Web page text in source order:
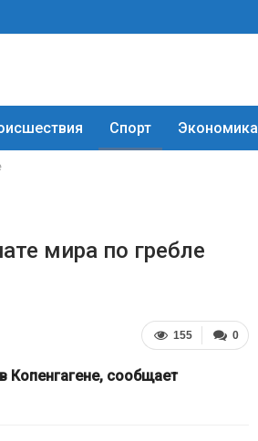
Спорт Экономика
мира по гребле
0
155
Копенгагене, сообщает